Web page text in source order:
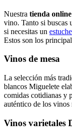
Nuestra tienda online
vino. Tanto si buscas
si necesitas un
Estos son los
Vinos de mesa
La selección más
blancos Miguelete
comidas cotidianas y
auténtico de los vinos
Vinos varietales